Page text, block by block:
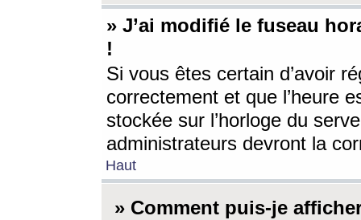
» J’ai modifié le fuseau
!
Si vous êtes certain d’avoir
correctement et que l’heure
stockée sur l’horloge du
administrateurs devront la
Haut
» Comment puis-je